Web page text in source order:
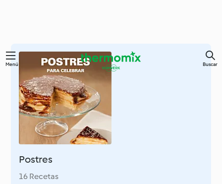
contenido
principal
Menú Buscar
Postres
16 Recetas